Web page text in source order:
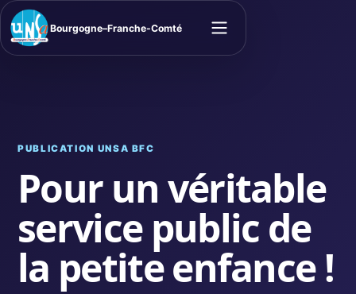
Bourgogne–Franche-Comté
Ouvrir le menu
PUBLICATION UNSA BFC
Pour un véritable
service public de
la petite enfance !